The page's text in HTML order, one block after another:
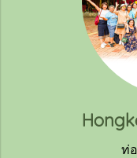
ท่